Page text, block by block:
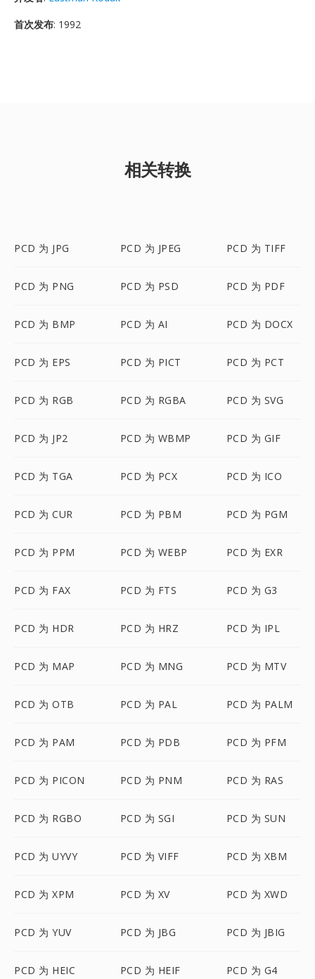
首次发布: 1992
相关转换
PCD 为 JPG PCD 为 JPEG PCD 为 TIFF
PCD 为 PNG PCD 为 PSD PCD 为 PDF
PCD 为 BMP PCD 为 AI PCD 为 DOCX
PCD 为 EPS PCD 为 PICT PCD 为 PCT
PCD 为 RGB PCD 为 RGBA PCD 为 SVG
PCD 为 JP2 PCD 为 WBMP PCD 为 GIF
PCD 为 TGA PCD 为 PCX PCD 为 ICO
PCD 为 CUR PCD 为 PBM PCD 为 PGM
PCD 为 PPM PCD 为 WEBP PCD 为 EXR
PCD 为 FAX PCD 为 FTS PCD 为 G3
PCD 为 HDR PCD 为 HRZ PCD 为 IPL
PCD 为 MAP PCD 为 MNG PCD 为 MTV
PCD 为 OTB PCD 为 PAL PCD 为 PALM
PCD 为 PAM PCD 为 PDB PCD 为 PFM
PCD 为 PICON PCD 为 PNM PCD 为 RAS
PCD 为 RGBO PCD 为 SGI PCD 为 SUN
PCD 为 UYVY PCD 为 VIFF PCD 为 XBM
PCD 为 XPM PCD 为 XV PCD 为 XWD
PCD 为 YUV PCD 为 JBG PCD 为 JBIG
PCD 为 HEIC PCD 为 HEIF PCD 为 G4